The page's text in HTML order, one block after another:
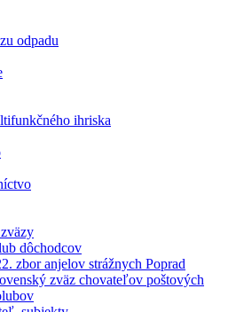
odpadu
ihriska
dôchodcov
zbor anjelov strážnych Poprad
zväz chovateľov poštových